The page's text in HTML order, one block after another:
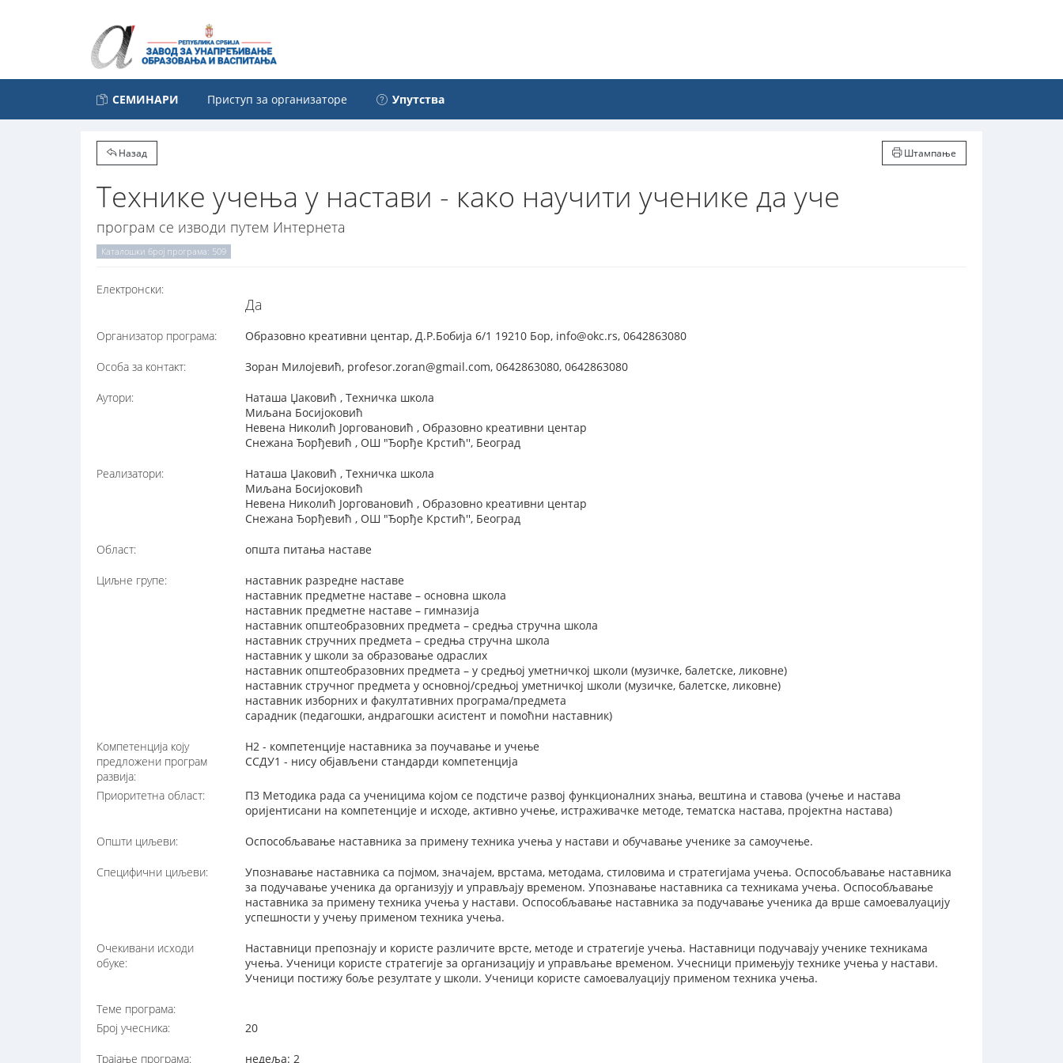
СЕМИНАРИ Приступ за организаторе Упутства
Назад Штампање
Технике учења у настави - како научити ученике да уче
програм се изводи путем Интернета
Каталошки број програма: 509
Електронски:
Да
Организатор програма: Образовно креативни центар, Д.Р.Бобија 6/1 19210 Бор, info@okc.rs, 0642863080
Особа за контакт: Зоран Милојевић, profesor.zoran@gmail.com, 0642863080, 0642863080
Аутори:
Наташа Џаковић , Техничка школа
Миљана Босијоковић
Невена Николић Јорговановић , Образовно креативни центар
Снежана Ђорђевић , ОШ "Ђорђе Крстић'', Београд
Реализатори:
Наташа Џаковић , Техничка школа
Миљана Босијоковић
Невена Николић Јорговановић , Образовно креативни центар
Снежана Ђорђевић , ОШ "Ђорђе Крстић'', Београд
Област: општа питања наставе
Циљне групе:
наставник разредне наставе
наставник предметне наставе – основна школа
наставник предметне наставе – гимназија
наставник општеобразовних предмета – средња стручна школа
наставник стручних предмета – средња стручна школа
наставник у школи за образовање одраслих
наставник општеобразовних предмета – у средњој уметничкој школи (музичке, балетске, ликовне)
наставник стручног предмета у основној/средњој уметничкој школи (музичке, балетске, ликовне)
наставник изборних и факултативних програма/предмета
сарадник (педагошки, андрагошки асистент и помоћни наставник)
Компетенција коју
предложени програм
развија:
Н2 - компетенције наставника за поучавање и учење
ССДУ1 - нису објављени стандарди компетенција
Приоритетна област:
П3 Методика рада са ученицима којом се подстиче развој функционалних знања, вештина и ставова (учење и настава
оријентисани на компетенције и исходе, активно учење, истраживачке методе, тематска настава, пројектна настава)
Општи циљеви: Оспособљавање наставника за примену техника учења у настави и обучавање ученике за самоучење.
Специфични циљеви:
Упознавање наставника са појмом, значајем, врстама, методама, стиловима и стратегијама учења. Оспособљавање наставника
за подучавање ученика да организују и управљају временом. Упознавање наставника са техникама учења. Оспособљавање
наставника за примену техника учења у настави. Оспособљавање наставника за подучавање ученика да врше самоевалуацију
успешности у учењу применом техника учења.
Очекивани исходи
обуке:
Наставници препознају и користе различите врсте, методе и стратегије учења. Наставници подучавају ученике техникама
учења. Ученици користе стратегије за организацију и управљање временом. Учесници примењују технике учења у настави.
Ученици постижу боље резултате у школи. Ученици користе самоевалуацију применом техника учења.
Теме програма:
Број учесника:
20
Трајање програма: недеља: 2